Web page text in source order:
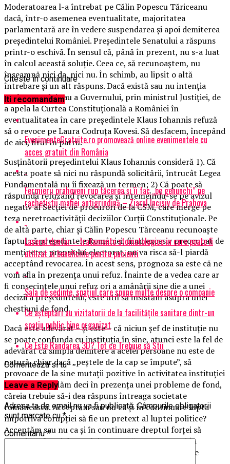
Moderatoarea l-a întrebat pe Călin Popescu Tăriceanu
dacă, într-o asemenea eventualitate, majoritatea
parlamentară are în vedere suspendarea și apoi demiterea
președintelui României. Președintele Senatului a răspuns
printr-o eschivă. În sensul că, până în prezent, nu s-a luat
în calcul această soluție. Ceea ce, să recunoaștem, nu
înseamnă nici da, nici nu. În schimb, au lipsit o altă
întrebare și un alt răspuns. Dacă există sau nu intenția
Parlamentului sau a Guvernului, prin ministrul Justiției, de
a apela la Curtea Constituțională a României în
eventualitatea în care președintele Klaus Iohannis refuză
să o revoce pe Laura Codruța Kovesi. Să desfacem, începând
de aici, firul în patru.
Susținătorii președintelui Klaus Iohannis consideră 1). Că
acesta poate să nici nu răspundă solicitării, întrucât Legea
Fundamentală nu îi fixează un termen; 2) Că poate să
răspundă refuzând revocarea și întemeindu-se pe avizul
negativ al Secției de procurori de la CSM, care merge pe
teza neretroactivității deciziilor Curții Constituționale. Pe
de altă parte, chiar și Călin Popescu Tărceanu recunoaște
faptul că președintele României, fiind excesiv preocupat de
menținerea propriului electorat, nu va risca să-l piardă
acceptând revocarea. În acest sens, prognoza sa este că ne
vom afla în prezența unui refuz. Înainte de a vedea care ar
fi consecințele unui refuz ori a amânării sine die a unei
decizii a președintelui, este util să insistăm asupra unei
chestiuni de fond.
Dacă este adevărat – și este – că niciun șef de instituție nu
se poate confunda cu instituția în sine, atunci este la fel de
adevărat că simpla demitere a acelei persoane nu este de
natură, chiar dacă „peștele de la cap se împute”, să
provoace de la sine mutații pozitive în activitatea instituției
în cauză. Ne aflăm deci în prezența unei probleme de fond,
căreia trebuie să-i dea răspuns întreaga societate
românească. Acceptăm sau nu ca și în continuare lupta
împotriva corupției să fie un pretext al luptei politice?
Acceptăm sau nu ca și în continuare dreptul forței să
prevaleze forței dreptului? Acceptăm sau nu ca și în
continuare drepturile și libertățile fundamentale ale
Citeste in continuare
Iti recomandam
EvenimenteGratuite.ro promovează online evenimentele cu
acces gratuit din România
Fermierii prahoveni rup tăcerea și îi fac „pe genunchi” pe
rachetiștii mafiei antigrindină – Ziarul Incisiv de Prahova
Laserul dentar – tratamente stomatologice in care poate fi
utilizat si beneficiile pentru pacienti
Sala de ședințe, spațiul care spune multe despre o companie
Ce așteptări au vizitatorii de la facilitățile sanitare dintr-un
spațiu public bine organizat
Ce Este Randarea 3D? Tot ce Trebuie să Știi
Comenteaza si tu
Leave a Reply
Adresa ta de email nu va fi publicată. Câmpurile obligatorii
sunt marcate cu*
Comentariu*